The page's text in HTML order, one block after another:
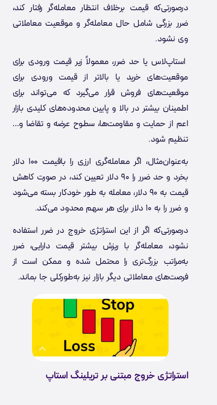
درصورتی‌که قیمت برخلاف انتظار معامله‌گر رفتار کند،
ضرر بزرگی شامل حال معامله‌گر و موقعیت معاملاتی
وی نشود.
استاپ‌لاس یا حد ضرر، معمولاً زیر قیمت ورودی برای
موقعیت‌های خرید یا بالاتر از قیمت ورودی برای
موقعیت‌های فروش قرار می‌گیرد که می‌تواند برای
اطمینان بیشتر در بالا و پایین محدوده‌های کلیدی بازار
اعم از حمایت و مقاومت‌ها، سطوح عرضه و تقاضا و…
تنظیم شود.
به‌عنوان‌مثال، اگر معامله‌گری ارزی را باقیمت ۱۰۰ دلار
بخرد و حد ضرر را ۹۰ دلار تعیین کند، در صورت کاهش
قیمت به ۹۰ دلار، معامله به طور خودکار بسته می‌شود
و ضرر را به ۱۰ دلار برای هر سهم محدود می‌کند.
درصورتی‌که اگر از این استراتژی خروج در ضرر استفاده
نشود، معامله‌گر با ریزش بیشتر قیمت دارایی، ضرر
به‌مراتب بزرگ‌تری را محتمل شده و ممکن است از
فرصت‌های معاملاتی دیگر بازار نیز به‌طورکلی جا بماند.
استراتژی خروج مبتنی بر تریلینگ استاپ